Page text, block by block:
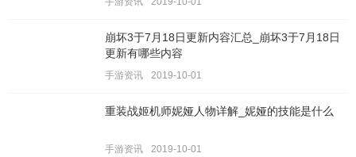
崩坏3于7月18日更新内容汇总_崩坏3于7月18日
更新有哪些内容
手游资讯 2019-10-01
重装战姬机师妮娅人物详解_妮娅的技能是什么
手游资讯 2019-10-01